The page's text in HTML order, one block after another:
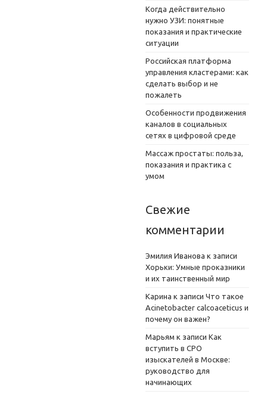
Когда действительно
нужно УЗИ: понятные
показания и практические
ситуации
Российская платформа
управления кластерами: как
сделать выбор и не
пожалеть
Особенности продвижения
каналов в социальных
сетях в цифровой среде
Массаж простаты: польза,
показания и практика с
умом
Свежие
комментарии
Эмилия Иванова к записи
Хорьки: Умные проказники
и их таинственный мир
Карина к записи Что такое
Acinetobacter calcoaceticus и
почему он важен?
Марьям к записи Как
вступить в СРО
изыскателей в Москве:
руководство для
начинающих